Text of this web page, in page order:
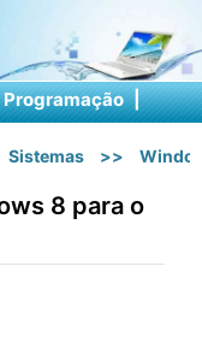
Programação |
Sistemas >>
8 para o